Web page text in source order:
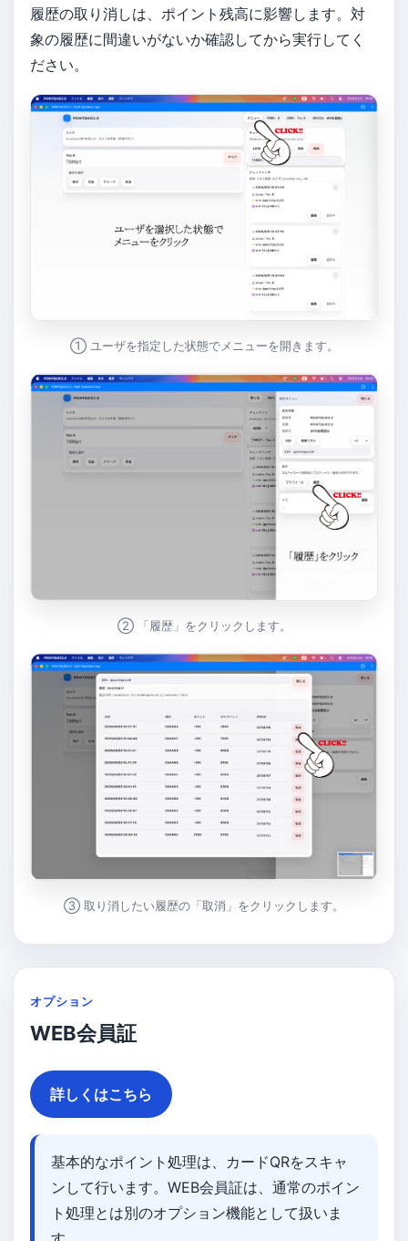
履歴の取り消しは、ポイント残高に影響します。対
象の履歴に間違いがないか確認してから実行してく
ださい。
① ユーザを指定した状態でメニューを開きます。
② 「履歴」をクリックします。
③ 取り消したい履歴の「取消」をクリックします。
オプション
WEB会員証
詳しくはこちら
基本的なポイント処理は、カードQRをスキャ
ンして行います。WEB会員証は、通常のポイン
ト処理とは別のオプション機能として扱いま